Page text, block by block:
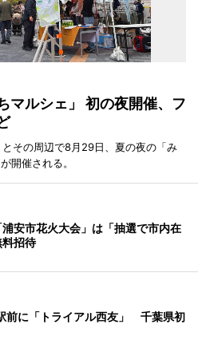
マルシェ」 初の夜開催、フ
その周辺で8月29日、夏の夜の「み
開催される。
安市花火大会」は「抽選で市内在
招待
前に「トライアル西友」 千葉県初